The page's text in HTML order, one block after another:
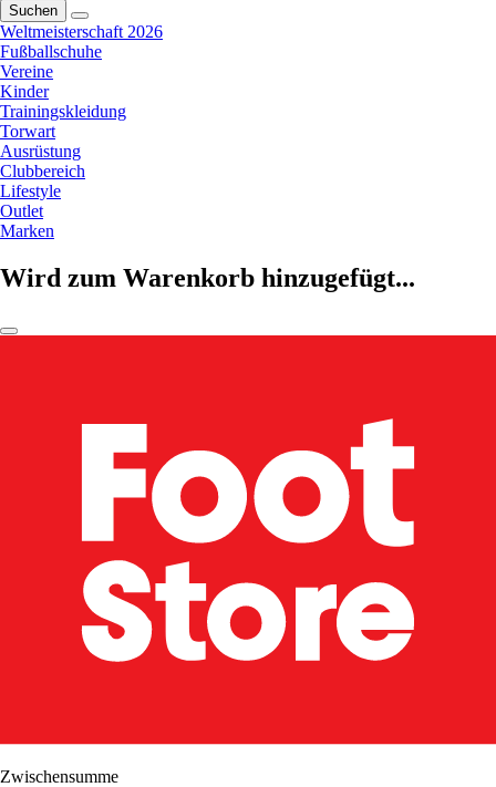
Suchen
Weltmeisterschaft 2026
Fußballschuhe
Vereine
Kinder
Trainingskleidung
Torwart
Ausrüstung
Clubbereich
Lifestyle
Outlet
Marken
Wird zum Warenkorb hinzugefügt...
Zwischensumme